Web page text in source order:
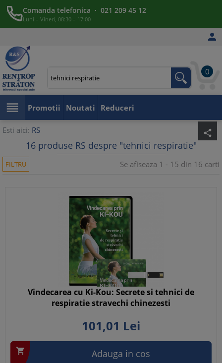
Comanda telefonica · 021 209 45 12
Luni – Vineri, 08:30 – 17:00

0
 Promotii Noutati Reduceri
Esti aici: RS share
16 produse RS despre "tehnici respiratie"
FILTRU Se afiseaza 1 - 15 din 16 carti
Vindecarea cu Ki-Kou: Secrete si tehnici de
respiratie stravechi chinezesti
101,01 Lei
 Adauga in cos